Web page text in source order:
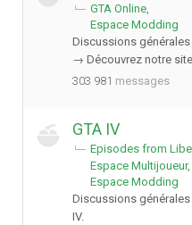
GTA Online
Espace Modding
Discussions générales
→ Découvrez notre site
303 981 messages
GTA IV
Episodes from
Espace Multijoueur
Espace Modding
Discussions
IV.